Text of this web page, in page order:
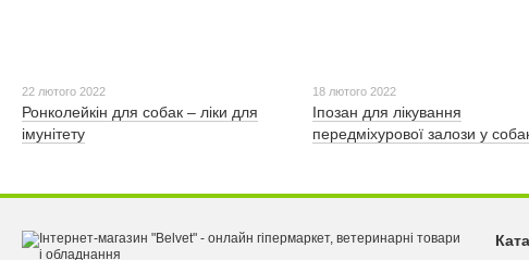
22 лютого 2022
Ронколейкін для собак – ліки для
імунітету
18 лютого 2022
Іпозан для лікування
передміхурової залози у